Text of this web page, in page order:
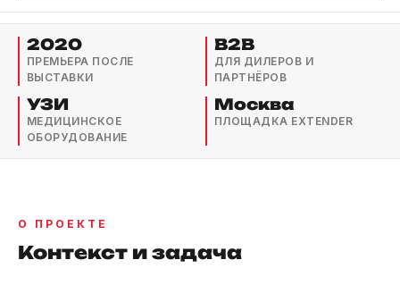
2020
ПРЕМЬЕРА ПОСЛЕ
ВЫСТАВКИ
B2B
ДЛЯ ДИЛЕРОВ И
ПАРТНЁРОВ
УЗИ
МЕДИЦИНСКОЕ
ОБОРУДОВАНИЕ
Москва
ПЛОЩАДКА EXTENDER
О ПРОЕКТЕ
Контекст и задача